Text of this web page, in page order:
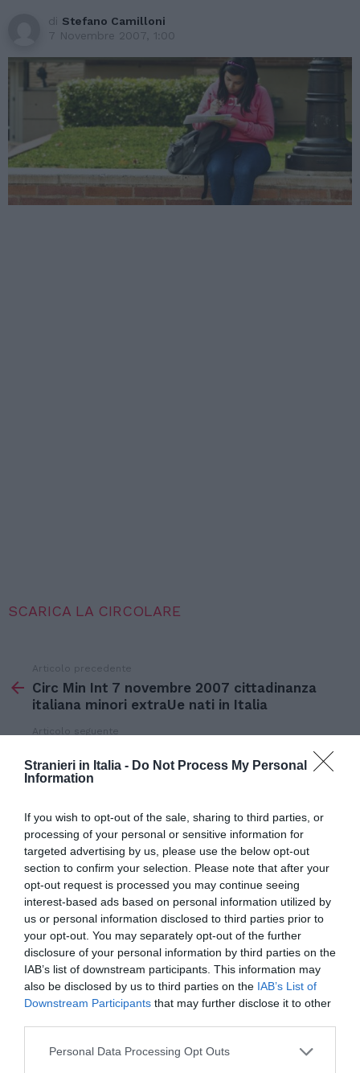
Stranieri in Italia - Do Not Process My Personal
Information
If you wish to opt-out of the sale, sharing to third parties, or
processing of your personal or sensitive information for
targeted advertising by us, please use the below opt-out
section to confirm your selection. Please note that after your
opt-out request is processed you may continue seeing
interest-based ads based on personal information utilized by
us or personal information disclosed to third parties prior to
your opt-out. You may separately opt-out of the further
disclosure of your personal information by third parties on the
IAB’s list of downstream participants. This information may
also be disclosed by us to third parties on the IAB’s List of
Downstream Participants that may further disclose it to other
Personal Data Processing Opt Outs
di Stefano Camilloni
7 Novembre 2007, 1:00
SCARICA LA CIRCOLARE
di
Articolo precedente
Circ Min Int 7 novembre 2007 cittadinanza
italiana minori extraUe nati in Italia
Articolo seguente
misti
TI POTREBBERO INTERESSARE
ANCHE: